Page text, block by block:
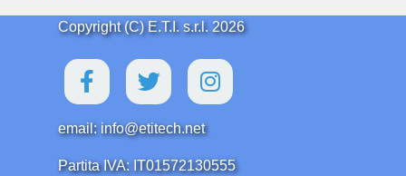
Copyright (C) E.T.I. s.r.l. 2026
email: info@etitech.net
Partita IVA: IT01572130555